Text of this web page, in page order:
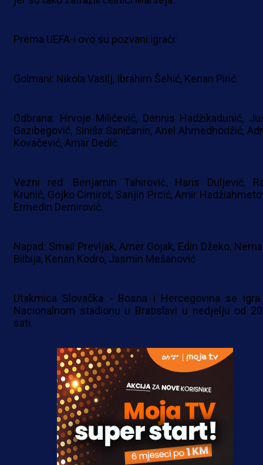
Prema UEFA-i ovo su pozvani igrači:
Golmani: Nikola Vasilj, Ibrahim Šehić, Kenan Pirić.
Odbrana: Hrvoje Miličević, Dennis Hadžikadunić,
Gazibegović, Siniša Saničanin, Anel Ahmedhodžić,
Kovačević, Amar Dedić.
Vezni red: Benjamin Tahirović, Haris Duljević,
Krunić, Gojko Cimirot, Sanjin Prcić, Amir
Ermedin Demirović.
Napad: Smail Prevljak, Amer Gojak, Edin Džeko,
Bilbija, Kenan Kodro, Jasmin Mešanović
Utakmica Slovačka - Bosna i Hercegovina se
Nacionalnom stadionu u Bratislavi u nedjelju od
sati.